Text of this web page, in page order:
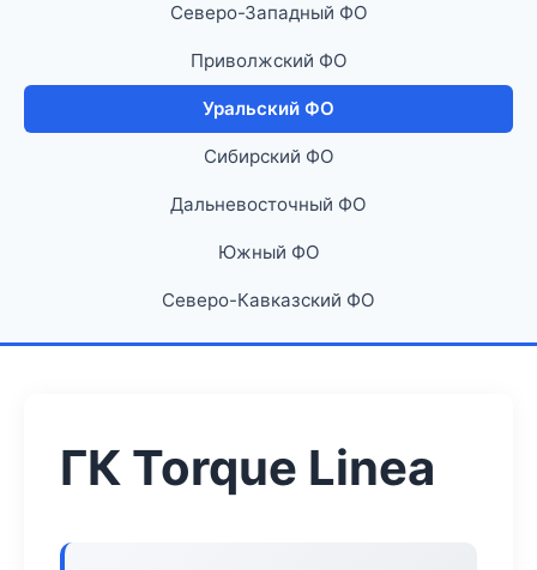
Северо-Западный ФО
Приволжский ФО
Уральский ФО
Сибирский ФО
Дальневосточный ФО
Южный ФО
Северо-Кавказский ФО
ГК Torque Linea